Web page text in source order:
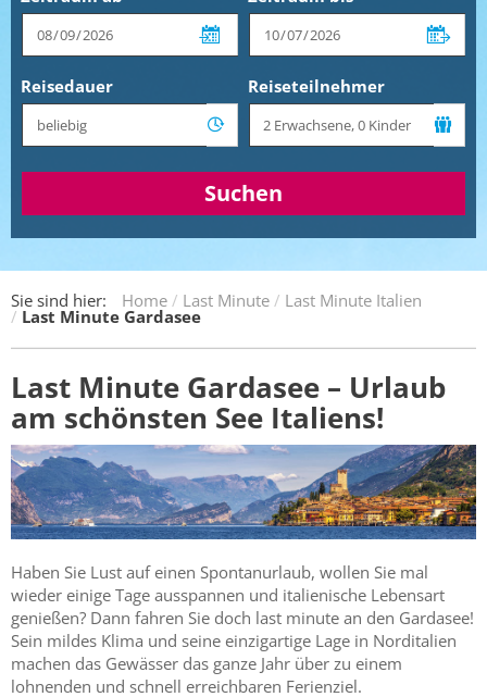
Reisedauer Reiseteilnehmer
Suchen
Sie sind hier: Home Last Minute Last Minute Italien
Last Minute Gardasee
Last Minute Gardasee – Urlaub
am schönsten See Italiens!
Haben Sie Lust auf einen Spontanurlaub, wollen Sie mal
wieder einige Tage ausspannen und italienische Lebensart
genießen? Dann fahren Sie doch last minute an den Gardasee!
Sein mildes Klima und seine einzigartige Lage in Norditalien
machen das Gewässer das ganze Jahr über zu einem
lohnenden und schnell erreichbaren Ferienziel.